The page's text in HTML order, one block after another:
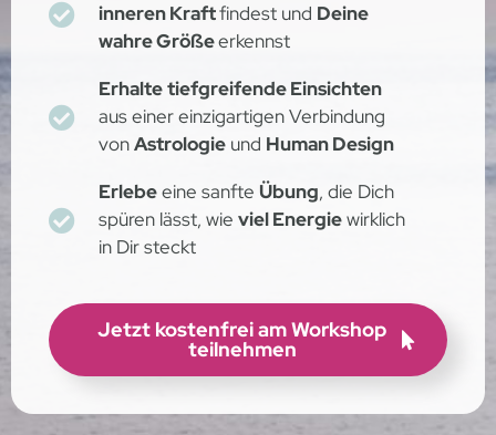
inneren Kraftfindest und Deine
wahre Größeerkennst
Erhaltetiefgreifende Einsichten
aus einer einzigartigen Verbindung
vonAstrologie und Human Design
Erlebeeine sanfte Übung, die Dich
spüren lässt, wieviel Energiewirklich
in Dir steckt
Jetzt kostenfrei am Workshop
teilnehmen